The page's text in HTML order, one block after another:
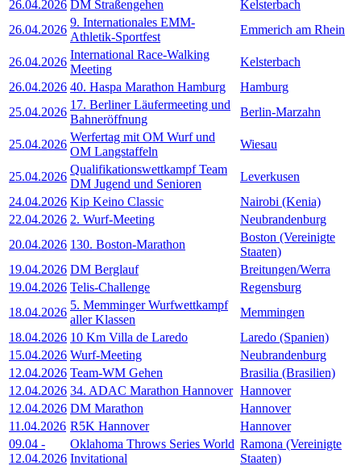
26.04.2026 DM Straßengehen
Kelsterbach
26.04.2026
9. Internationales EMM-
Athletik-Sportfest
Emmerich am Rhein
26.04.2026
International Race-Walking
Meeting
Kelsterbach
26.04.2026 40. Haspa Marathon Hamburg
Hamburg
25.04.2026
17. Berliner Läufermeeting und
Bahneröffnung
Berlin-Marzahn
25.04.2026
Werfertag mit OM Wurf und
OM Langstaffeln
Wiesau
25.04.2026
Qualifikationswettkampf Team
DM Jugend und Senioren
Leverkusen
24.04.2026 Kip Keino Classic
Nairobi (Kenia)
22.04.2026 2. Wurf-Meeting
Neubrandenburg
20.04.2026 130. Boston-Marathon
Boston (Vereinigte
Staaten)
19.04.2026 DM Berglauf
Breitungen/Werra
19.04.2026 Telis-Challenge
Regensburg
18.04.2026
5. Memminger Wurfwettkampf
aller Klassen
Memmingen
18.04.2026 10 Km Villa de Laredo
Laredo (Spanien)
15.04.2026 Wurf-Meeting
Neubrandenburg
12.04.2026 Team-WM Gehen
Brasilia (Brasilien)
12.04.2026 34. ADAC Marathon Hannover Hannover
12.04.2026 DM Marathon
Hannover
11.04.2026 R5K Hannover
Hannover
09.04 -
12.04.2026
Oklahoma Throws Series World
Invitational
Ramona (Vereinigte
Staaten)